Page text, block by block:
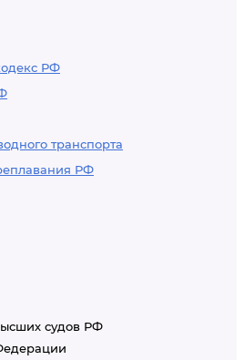
РФ
транспорта
РФ
судов РФ